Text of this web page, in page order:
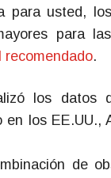
para usted,
para
recomendado.
los datos
en los EE.UU.,
de